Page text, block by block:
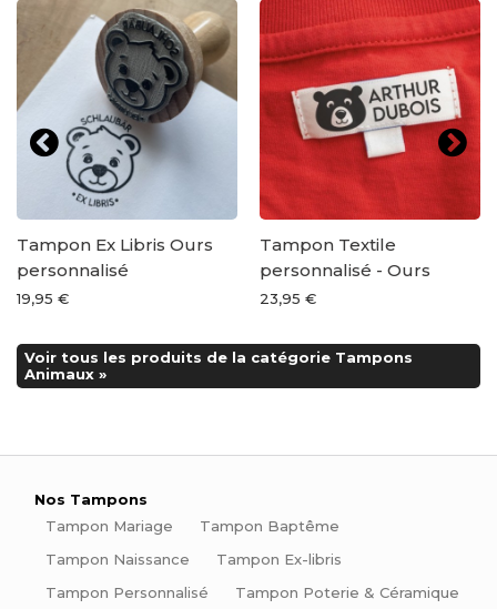
Tampon Ex Libris Ours
personnalisé
19,95 €
Tampon Textile
personnalisé - Ours
23,95 €
Voir tous les produits de la catégorie Tampons
Animaux »
Nos Tampons
Tampon Mariage
Tampon Baptême
Tampon Naissance
Tampon Ex-libris
Tampon Personnalisé
Tampon Poterie & Céramique